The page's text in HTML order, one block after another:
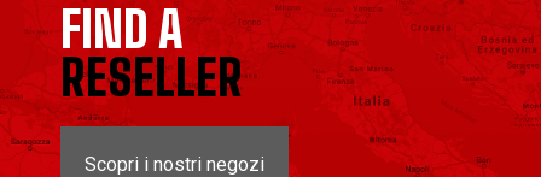
FIND A
RESELLER
Scopri i nostri negozi